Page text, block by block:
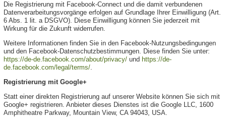
Die Registrierung mit Facebook-Connect und die damit verbundenen
Datenverarbeitungsvorgänge erfolgen auf Grundlage Ihrer Einwilligung (Art.
6 Abs. 1 lit. a DSGVO). Diese Einwilligung können Sie jederzeit mit
Wirkung für die Zukunft widerrufen.
Weitere Informationen finden Sie in den Facebook-Nutzungsbedingungen
und den Facebook-Datenschutzbestimmungen. Diese finden Sie unter:
https://de-de.facebook.com/about/privacy/ und https://de-
de.facebook.com/legal/terms/.
Registrierung mit Google+
Statt einer direkten Registrierung auf unserer Website können Sie sich mit
Google+ registrieren. Anbieter dieses Dienstes ist die Google LLC, 1600
Amphitheatre Parkway, Mountain View, CA 94043, USA.